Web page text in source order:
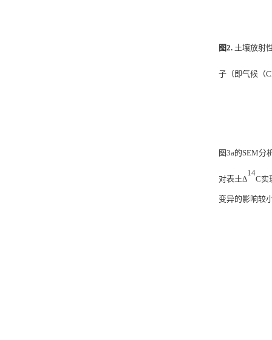
图2. 土壤放射
子（即气候（
图3a的SEM分
对表土Δ
14
C实
变异的影响较